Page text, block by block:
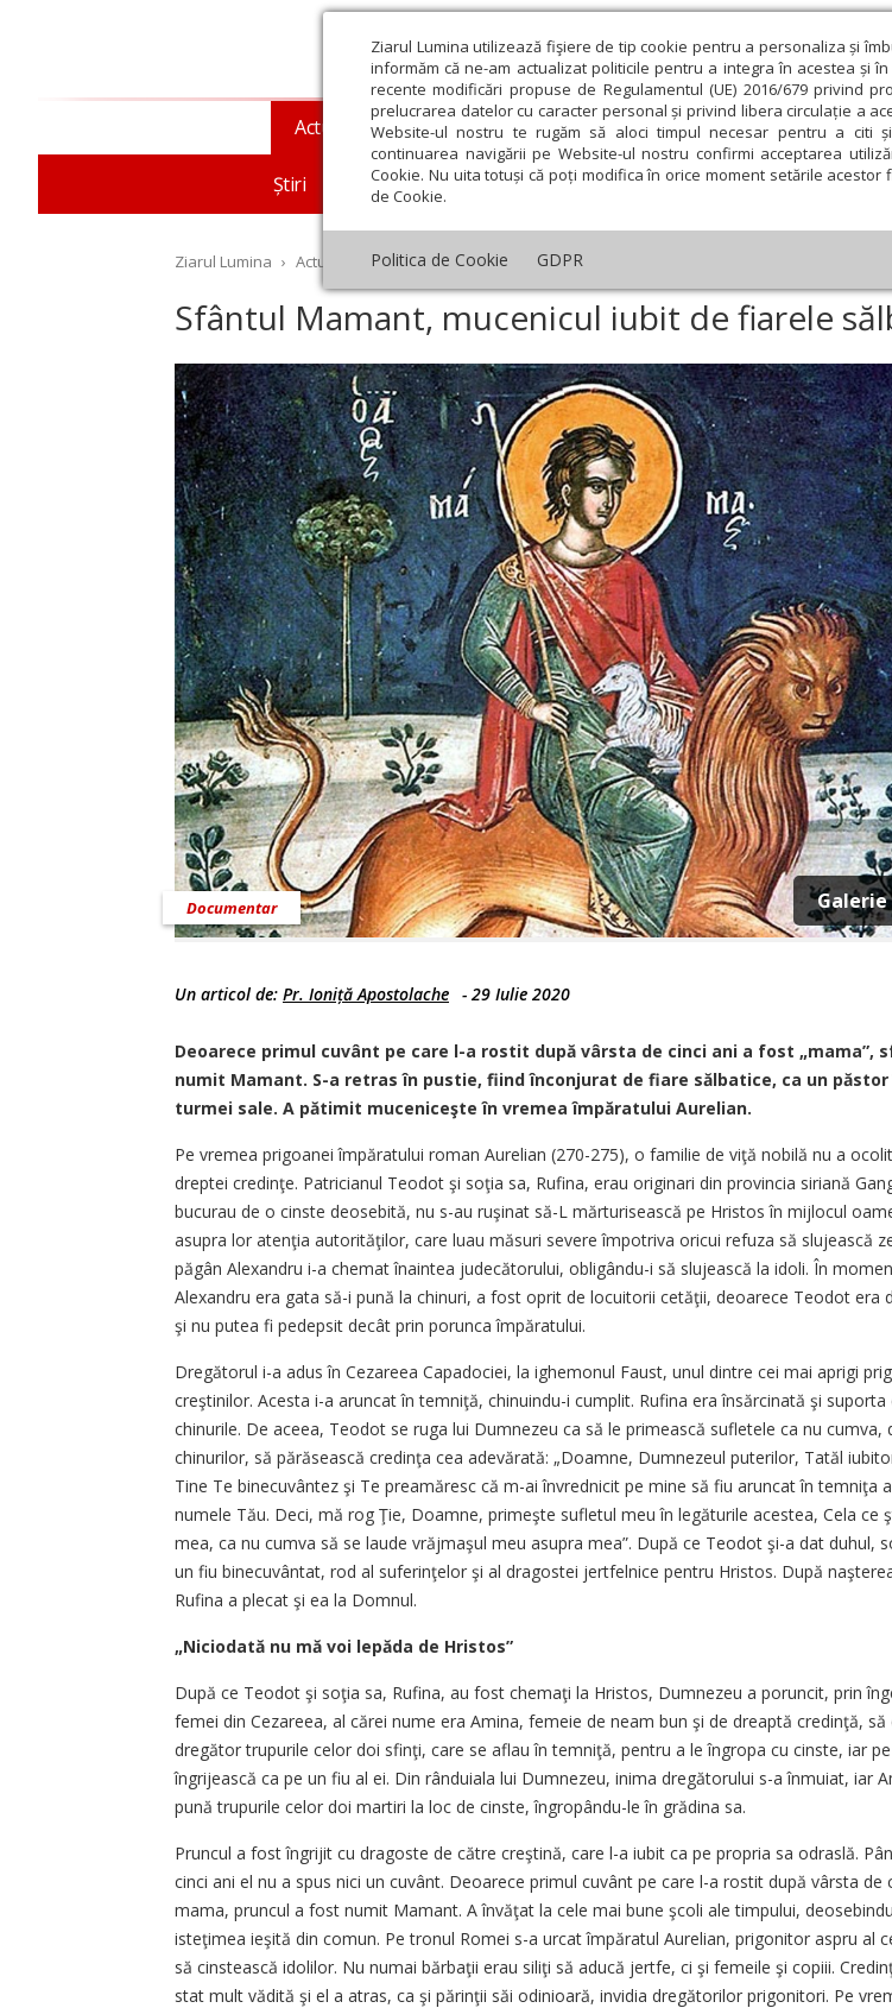
Ziarul Lumina utilizează fişiere de tip cookie pentru a personaliza și
informăm că ne-am actualizat politicile pentru a integra în acestea și
recente modificări propuse de Regulamentul (UE) 2016/679 privind
prelucrarea datelor cu caracter personal și privind libera circulație a
Website-ul nostru te rugăm să aloci timpul necesar pentru a citi
continuarea navigării pe Website-ul nostru confirmi acceptarea
Cookie. Nu uita totuși că poți modifica în orice moment setările
de Cookie.
Politica de Cookie GDPR
Actualitate religioasă
Știri Mesaje și cuvântări An omagial Comunicate de presă
Teologie și spiritualitate Educaţie și
Ziarul Lumina › Actualitate religioasă › Documentar › Sfântul Mamant, mucenicul iubit de fiarele
Sfântul Mamant, mucenicul iubit de fiarele
Documentar
Un articol de: Pr. Ioniță Apostolache - 29 Iulie 2020
Deoarece primul cuvânt pe care l-a rostit după vârsta de cinci ani a fost „mama”,
numit Mamant. S-a retras în pustie, fiind înconjurat de fiare sălbatice, ca un
turmei sale. A pătimit muceniceşte în vremea împăratului Aurelian.
Pe vremea prigoanei împăratului roman Aurelian (270-275), o familie de viţă nobilă nu a
dreptei credinţe. Patricianul Teodot şi soţia sa, Rufina, erau originari din provincia siriană
bucurau de o cinste deosebită, nu s-au ruşinat să-L mărturisească pe Hristos în mijlocul
asupra lor atenţia autorităţilor, care luau măsuri severe împotriva oricui refuza să slujească
păgân Alexandru i-a chemat înaintea judecătorului, obligându-i să slujească la idoli. În
Alexandru era gata să-i pună la chinuri, a fost oprit de locuitorii cetăţii, deoarece Teodot era
şi nu putea fi pedepsit decât prin porunca împăratului.
Dregătorul i-a adus în Cezareea Capadociei, la ighemonul Faust, unul dintre cei mai aprigi
creştinilor. Acesta i-a aruncat în temniţă, chinuindu-i cumplit. Rufina era însărcinată şi suporta
chinurile. De aceea, Teodot se ruga lui Dumnezeu ca să le primească sufletele ca nu cumva,
chinurilor, să părăsească credinţa cea adevărată: „Doamne, Dumnezeul puterilor, Tatăl
Tine Te binecuvântez şi Te preamăresc că m-ai învrednicit pe mine să fiu aruncat în temniţa
numele Tău. Deci, mă rog Ţie, Doamne, primeşte sufletul meu în legăturile acestea, Cela ce
mea, ca nu cumva să se laude vrăjmaşul meu asupra mea”. După ce Teodot şi-a dat duhul,
un fiu binecuvântat, rod al suferinţelor şi al dragostei jertfelnice pentru Hristos. După
Rufina a plecat şi ea la Domnul.
„Niciodată nu mă voi lepăda de Hristos”
După ce Teodot şi soţia sa, Rufina, au fost chemaţi la Hristos, Dumnezeu a poruncit, prin
femei din Cezareea, al cărei nume era Amina, femeie de neam bun şi de dreaptă credinţă, să
dregător trupurile celor doi sfinţi, care se aflau în temniţă, pentru a le îngropa cu cinste, iar
îngrijească ca pe un fiu al ei. Din rânduiala lui Dumnezeu, inima dregătorului s-a înmuiat, iar
pună trupurile celor doi martiri la loc de cinste, îngropându-le în grădina sa.
Pruncul a fost îngrijit cu dragoste de către creştină, care l-a iubit ca pe propria sa odras­lă.
cinci ani el nu a spus nici un cuvânt. Deoarece primul cuvânt pe care l-a rostit după vârsta de
mama, pruncul a fost numit Mamant. A învăţat la cele mai bune şcoli ale timpului,
isteţimea ieşită din comun. Pe tronul Romei s-a urcat împăratul Aurelian, prigonitor aspru al
să cinstească idolilor. Nu numai bărbaţii erau siliţi să aducă jertfe, ci şi femeile şi copiii.
stat mult vădită şi el a atras, ca şi părinţii săi odinioară, invidia dregătorilor prigonitori. Pe
Octombrie Noiembrie Decembrie Ianuarie Februarie Martie Aprilie